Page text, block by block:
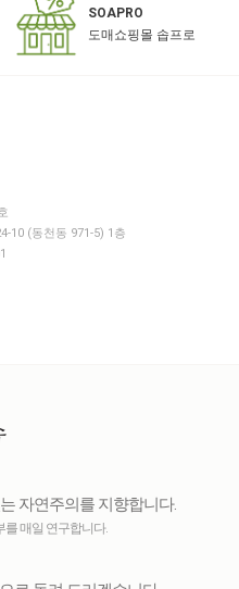
SOAPRO
도매쇼핑몰 솝프로
10 (동천동 971-5) 1층
자연주의를 지향합니다.
매일 연구합니다.